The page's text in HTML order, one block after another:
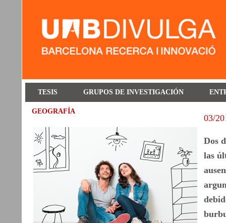
TESIS GRUPOS DE INVESTIGACIÓN
GEOGRAFÍA
03/
Dos
las